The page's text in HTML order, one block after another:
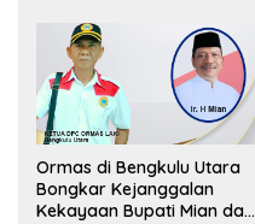
Ormas di Bengkulu Utara
Bongkar Kejanggalan
Kekayaan Bupati Mian dan